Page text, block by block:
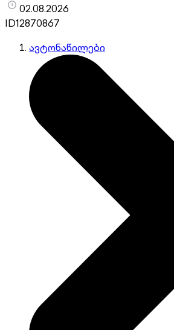
02.08.2026
ID12870867
ავტონაწილები